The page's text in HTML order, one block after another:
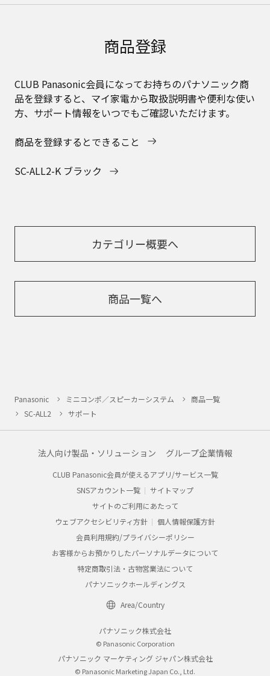
商品登録
CLUB Panasonic会員になってお持ちのパナソニック商
品を登録すると、マイ家電から取扱説明書や便利な使い
方、サポート情報をいつでもご確認いただけます。
商品を登録するとできること
SC-ALL2-K ブラック
カテゴリー概要へ
商品一覧へ
Panasonic ミニコンポ／スピーカーシステム
商品一覧
SC-ALL2
サポート
法人向け製品・ソリューション グループ企業情報
CLUB Panasonic会員が使えるアプリ/サービス一覧
SNSアカウント一覧
サイトマップ
サイトのご利用にあたって
ウェブアクセシビリティ方針
個人情報保護方針
会員利用規約/プライバシーポリシー
お客様からお預かりしたパーソナルデータについて
特定商取引法・古物営業法について
パナソニックホールディングス
Area/Country
パナソニック株式会社
© Panasonic Corporation
パナソニック マーケティング ジャパン株式会社
© Panasonic Marketing Japan Co., Ltd.